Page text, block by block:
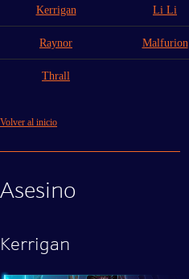
Kerrigan Li Li
Raynor Malfurion
Thrall
Volver al inicio
Asesino
Kerrigan